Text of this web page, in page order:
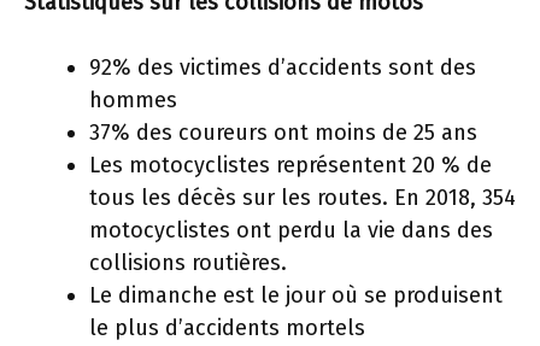
92% des victimes d’accidents sont des
hommes
37% des coureurs ont moins de 25 ans
Les motocyclistes représentent 20 % de
tous les décès sur les routes. En 2018, 354
motocyclistes ont perdu la vie dans des
collisions routières.
Le dimanche est le jour où se produisent
le plus d’accidents mortels